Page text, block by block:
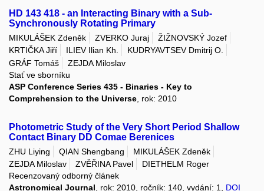
HD 143 418 - an Interacting Binary with a Sub-
Synchronously Rotating Primary
MIKULÁŠEK Zdeněk ZVERKO Juraj
ŽIŽNOVSKÝ Jozef
KRTIČKA Jiří
ILIEV Ilian Kh.
KUDRYAVTSEV Dmitrij O.
GRÁF Tomáš
ZEJDA Miloslav
Stať ve sborníku
ASP Conference Series 435 - Binaries - Key to
Comprehension to the Universe , rok: 2010
Photometric Study of the Very Short Period Shallow
Contact Binary DD Comae Berenices
ZHU Liying QIAN Shengbang
MIKULÁŠEK Zdeněk
ZEJDA Miloslav
ZVĚŘINA Pavel
DIETHELM Roger
Recenzovaný odborný článek
Astronomical Journal, rok: 2010, ročník: 140, vydání: 1, DOI